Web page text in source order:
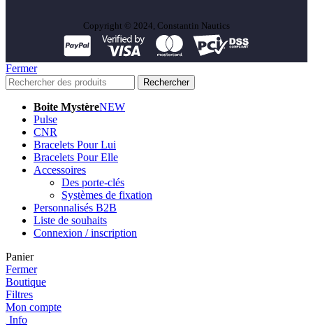
Copyright © 2024, Constantin Nautics
Fermer
Rechercher
Boite MystèreNEW
Pulse
CNR
Bracelets Pour Lui
Bracelets Pour Elle
Accessoires
Des porte-clés
Systèmes de fixation
Personnalisés B2B
Liste de souhaits
Connexion / inscription
Panier
Fermer
Boutique
Filtres
Mon compte
Info